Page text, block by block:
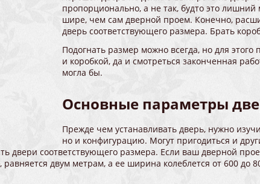
пропорционально, а не так, будто это
шире, чем сам дверной проем. Конечно,
дверь соответствующего размера. Брать
Подогнать размер можно всегда, но для
и коробкой, да и смотреться законченная
могла бы.
Основные параметры
Прежде чем устанавливать дверь, нужно
но и конфигурацию. Могут пригодиться и
двери соответствующего размера. Если ваш дверной
равняется двум метрам, а ее ширина колеблется от 600 до